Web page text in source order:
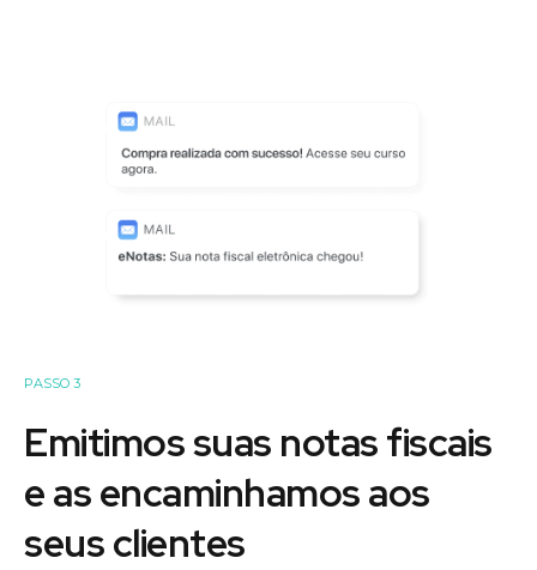
PASSO 3
Emitimos suas notas fiscais
e as encaminhamos aos
seus clientes